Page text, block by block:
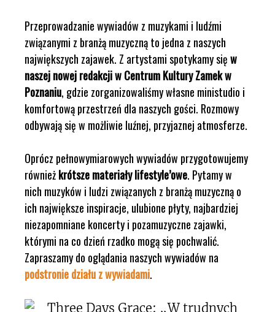
Przeprowadzanie wywiadów z muzykami i ludźmi
związanymi z branżą muzyczną to jedna z naszych
największych zajawek. Z artystami spotykamy sięw
naszej nowej redakcji w Centrum Kultury Zamek w
Poznaniu, gdzie zorganizowaliśmy własne ministudio i
komfortową przestrzeń dla naszych gości. Rozmowy
odbywają się w możliwie luźnej, przyjaznej atmosferze.
Oprócz pełnowymiarowych wywiadów przygotowujemy
równieżkrótsze materiały lifestyle’owe. Pytamy w
nich muzyków i ludzi związanych z branżą muzyczną o
ich największe inspiracje, ulubione płyty, najbardziej
niezapomniane koncerty i pozamuzyczne zajawki,
którymi na co dzień rzadko mogą się pochwalić.
Zapraszamy do oglądania naszych wywiadów na
podstronie działu z wywiadami.